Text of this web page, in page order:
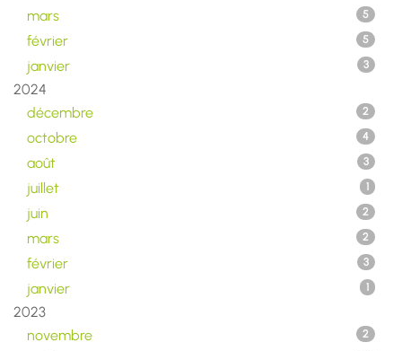
mars 5
février 5
janvier 3
2024
décembre
2
octobre 4
août 3
juillet 1
juin 2
mars 2
février 3
janvier 1
2023
novembre
2